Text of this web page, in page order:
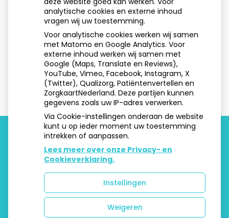
Aangesloten bij:
Uw Zorg Online | Beheer
ontwerp: Dolly Warhol
Privacy verklaring Cookie-instellingen
analytische cookies en externe inhoud
vragen wij uw toestemming.
Voor analytische cookies werken wij samen
met Matomo en Google Analytics. Voor
externe inhoud werken wij samen met
Google (Maps, Translate en Reviews),
YouTube, Vimeo, Facebook, Instagram, X
(Twitter), Qualizorg, Patiëntenvertellen en
ZorgkaartNederland. Deze partijen kunnen
gegevens zoals uw IP-adres verwerken.
Via Cookie-instellingen onderaan de website
kunt u op ieder moment uw toestemming
intrekken of aanpassen.
Lees meer over onze Privacy- en
Cookieverklaring.
Instellingen
Weigeren